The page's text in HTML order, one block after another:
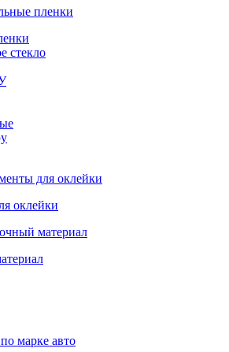
стекло
оклейки
марке авто